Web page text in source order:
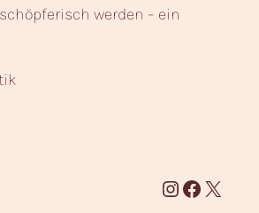
werden – ein
InstagramFacebook X